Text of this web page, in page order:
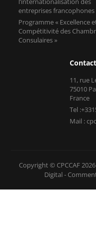
entreprises francophones
Programme « Excellence
Compétitivité des
Consulaires »
Contact
11, rue
75010
France
Tel
Mail :
Copyright © CPCCAF
Digital -